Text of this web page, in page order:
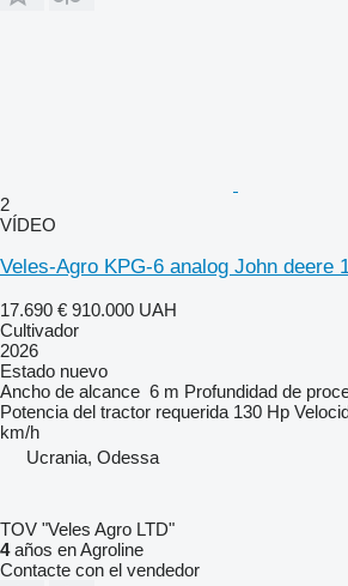
2
VÍDEO
Veles-Agro KPG-6 analog John deere
17.690 € 910.000 UAH
Cultivador
2026
Estado nuevo
Ancho de alcance 6 m Profundidad de
Potencia del tractor requerida 130 Hp
km/h
Ucrania, Odessa
TOV "Veles Agro LTD"
4años en Agroline
Contacte con el vendedor